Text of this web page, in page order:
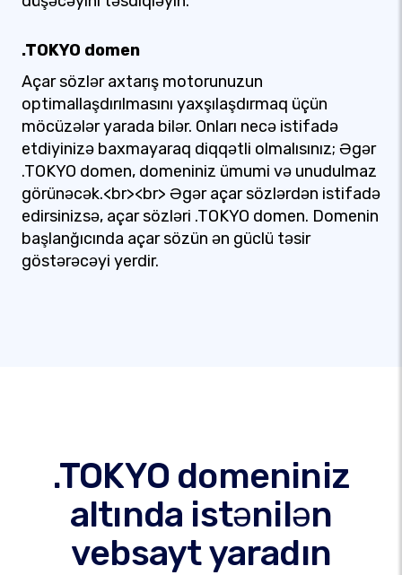
.TOKYO domen
Açar sözlər axtarış motorunuzun
optimallaşdırılmasını yaxşılaşdırmaq üçün
möcüzələr yarada bilər. Onları necə istifadə
etdiyinizə baxmayaraq diqqətli olmalısınız; Əgər
.TOKYO domen, domeniniz ümumi və unudulmaz
görünəcək.<br><br> Əgər açar sözlərdən istifadə
edirsinizsə, açar sözləri .TOKYO domen. Domenin
başlanğıcında açar sözün ən güclü təsir
göstərəcəyi yerdir.
.TOKYO domeniniz
altında istənilən
vebsayt yaradın